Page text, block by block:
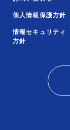
個人情報保護方針
情報セキュリティ
方針